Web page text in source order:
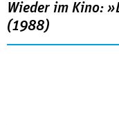
Wieder im Kino:
(1988)